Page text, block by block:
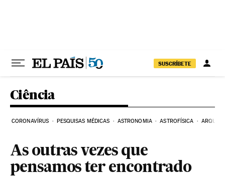
SUSCRÍBETE
Ciência
CORONAVÍRUS PESQUISAS MÉDICAS ASTRONOMIA ASTROFÍSICA
As outras vezes que
pensamos ter encontrado